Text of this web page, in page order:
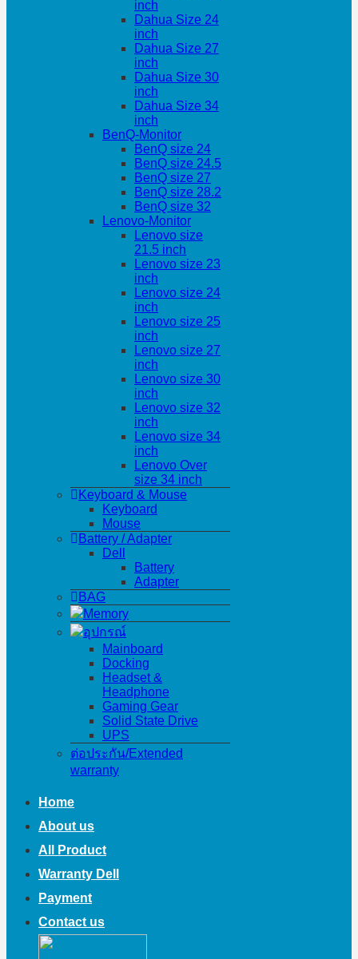
inch
Dahua Size 24
inch
Dahua Size 27
inch
Dahua Size 30
inch
Dahua Size 34
inch
BenQ-Monitor
BenQ size 24
BenQ size 24.5
BenQ size 27
BenQ size 28.2
BenQ size 32
Lenovo-Monitor
Lenovo size
21.5 inch
Lenovo size 23
inch
Lenovo size 24
inch
Lenovo size 25
inch
Lenovo size 27
inch
Lenovo size 30
inch
Lenovo size 32
inch
Lenovo size 34
inch
Lenovo Over
size 34 inch
Keyboard & Mouse
Keyboard
Mouse
Battery / Adapter
Dell
Battery
Adapter
BAG
Memory
อุปกรณ์
Mainboard
Docking
Headset &
Headphone
Gaming Gear
Solid State Drive
UPS
ต่อประกัน/Extended
warranty
Home
About us
All Product
Warranty Dell
Payment
Contact us